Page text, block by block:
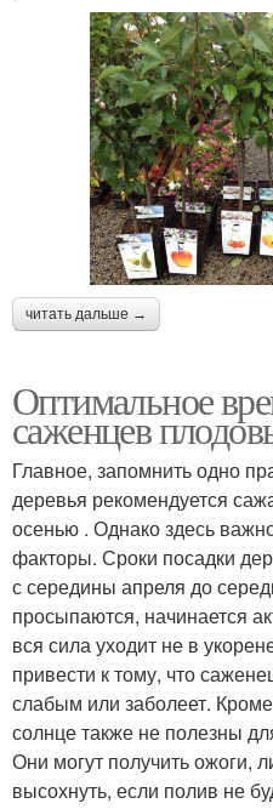
читать дальше →
Оптимальное
саженцев
Главное, запомнить одно
деревья рекомендуется
осенью . Однако здесь
факторы. Сроки посадки
с середины апреля до
просыпаются, начинается
вся сила уходит не в
привести к тому, что
слабым или заболеет.
солнце также не полезны
Они могут получить ожоги,
высохнуть, если полив не